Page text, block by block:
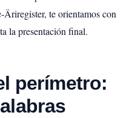
te orientamos con
la presentación final.
perímetro: